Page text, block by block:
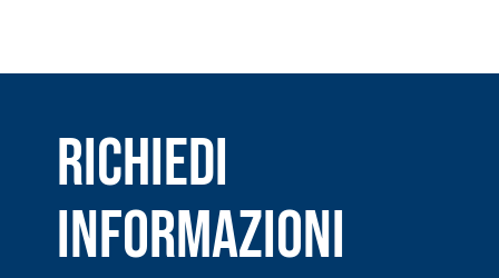
RICHIEDI
INFORMAZIONI